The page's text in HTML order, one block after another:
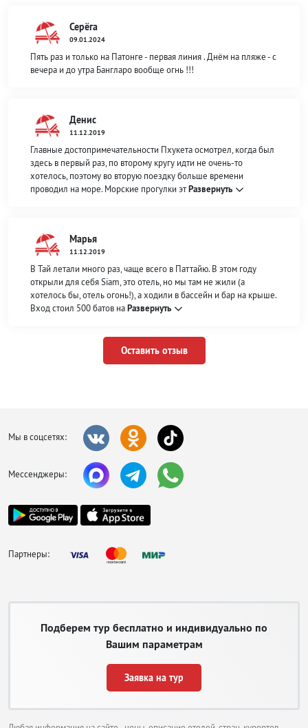
Серёга
09.01.2024
Пять раз и только на Патонге - первая линия . Днём на пляже - с
вечера и до утра Бангларо вообще огнь !!!
Денис
11.12.2019
Главные достопримечательности Пхукета осмотрел, когда был
здесь в первый раз, по второму кругу идти не очень-то
хотелось, поэтому во вторую поездку больше времени
проводил на море. Морские прогулки этРазвернуть
Марья
11.12.2019
В Тай летали много раз, чаще всего в Паттайю. В этом году
открыли для себя Siam, это отель, но мы там не жили (а
хотелось бы, отель огонь!), а ходили в бассейн и бар на крыше.
Вход стоил 500 батов наРазвернуть
Оставить отзыв
Мы в соцсетях:
Мессенджеры:
Партнеры:
Подберем тур бесплатно и индивидуально по
Вашим параметрам
Заявка на тур